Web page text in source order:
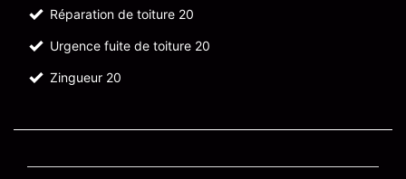
Réparation de toiture 20
Urgence fuite de toiture 20
Zingueur 20